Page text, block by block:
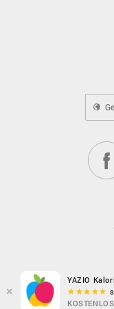
×
YAZIO